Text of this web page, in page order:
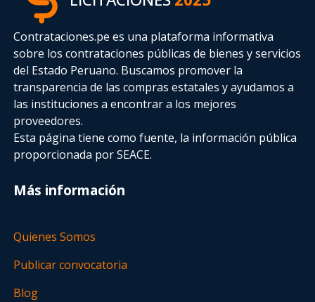
Contrataciones.pe es una plataforma informativa
sobre los contrataciones públicas de bienes y servicios
del Estado Peruano. Buscamos promover la
transparencia de las compras estatalesy ayudamos a
las instituciones a encontrar a los mejores
proveedores.
Esta página tiene como fuente, la información pública
proporcionada por SEACE.
Más información
Quienes Somos
Publicar convocatoria
Blog